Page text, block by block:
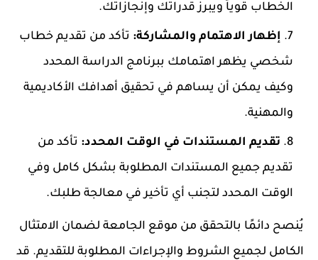
الخطاب قوياً ويبرز قدراتك وإنجازاتك.
إظهار الاهتمام والمشاركة: تأكد من تقديم خطاب
شخصي يظهر اهتمامك ببرنامج الدراسة المحدد
وكيف يمكن أن يساهم في تحقيق أهدافك الأكاديمية
والمهنية.
تقديم المستندات في الوقت المحدد: تأكد من
تقديم جميع المستندات المطلوبة بشكل كامل وفي
الوقت المحدد لتجنب أي تأخير في معالجة طلبك.
يُنصح دائمًا بالتحقق من موقع الجامعة لضمان الامتثال
الكامل لجميع الشروط والإجراءات المطلوبة للتقديم. قد